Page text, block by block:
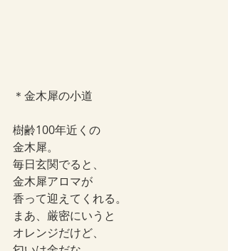
＊金木犀の小道
樹齢100年近くの
金木犀。
毎日玄関でると、
金木犀アロマが
香って迎えてくれる。
まあ、厳密にいうと
オレンジだけど、